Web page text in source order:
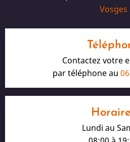
Vosges
Contactez votre
par téléphone au
Lundi au